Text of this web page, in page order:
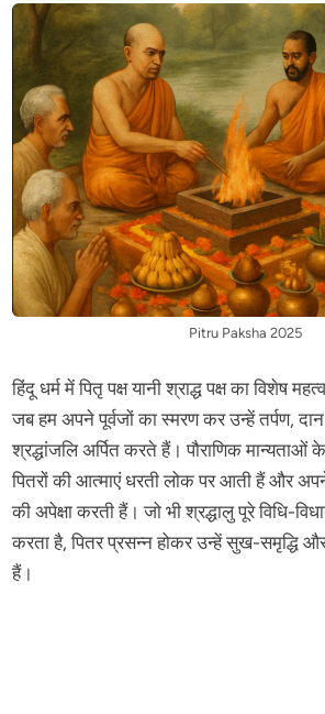
Pitru Paksha 2025
हिंदू धर्म में पितृ पक्ष यानी श्राद्ध पक्ष का विशेष
जब हम अपने पूर्वजों का स्मरण कर उन्हें तर्पण,
श्रद्धांजलि अर्पित करते हैं। पौराणिक
पितरों की आत्माएं धरती लोक पर आती हैं और
की अपेक्षा करती हैं। जो भी श्रद्धालु पूरे विधि-
करता है, पितर प्रसन्न होकर उन्हें सुख-समृद्धि
हैं।